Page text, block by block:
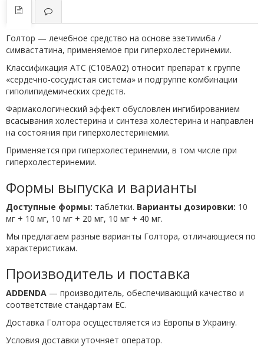
Голтор — лечебное средство на основе эзетимиба /
симвастатина, применяемое при гиперхолестеринемии.
Классификация ATC (C10BA02) относит препарат к группе
«сердечно-сосудистая система» и подгруппе комбинации
гиполипидемических средств.
Фармакологический эффект обусловлен ингибированием
всасывания холестерина и синтеза холестерина и направлен
на состояния при гиперхолестеринемии.
Применяется при гиперхолестеринемии, в том числе при
гиперхолестеринемии.
Формы выпуска и варианты
Доступные формы: таблетки. Варианты дозировки: 10
мг + 10 мг, 10 мг + 20 мг, 10 мг + 40 мг.
Мы предлагаем разные варианты Голтора, отличающиеся по
характеристикам.
Производитель и поставка
ADDENDA — производитель, обеспечивающий качество и
соответствие стандартам ЕС.
Доставка Голтора осуществляется из Европы в Украину.
Условия доставки уточняет оператор.